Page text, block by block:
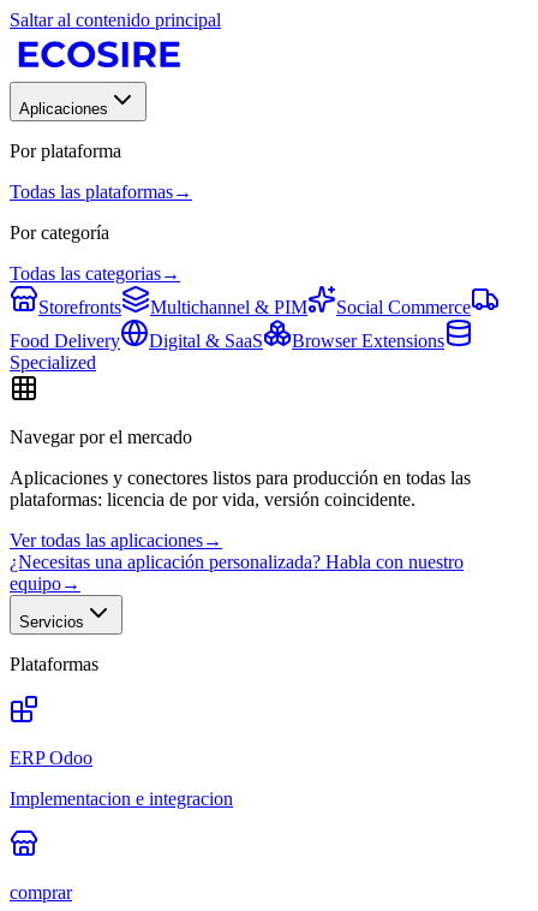
Saltar al contenido principal
Aplicaciones
Por plataforma
Todas las plataformas→
Por categoría
Todas las categorias→
Storefronts
Multichannel & PIM
Social Commerce
Food Delivery
Digital & SaaS
Browser Extensions
Specialized
Navegar por el mercado
Aplicaciones y conectores listos para producción en todas las
plataformas: licencia de por vida, versión coincidente.
Ver todas las aplicaciones→
¿Necesitas una aplicación personalizada? Habla con nuestro
equipo→
Servicios
Plataformas
ERP Odoo
Implementacion e integracion
comprar